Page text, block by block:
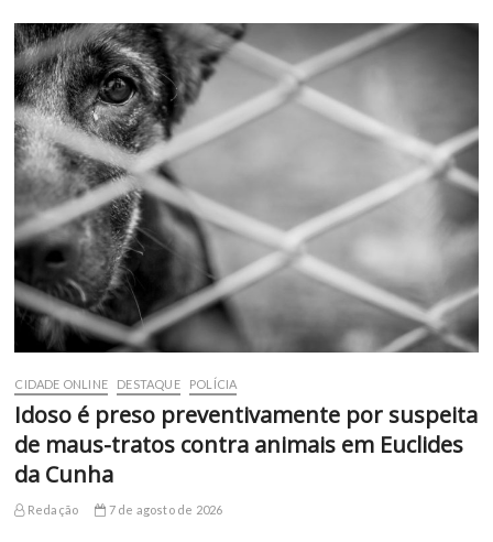
CIDADE ONLINE DESTAQUE POLÍCIA
Idoso é preso preventivamente por suspeita
de maus-tratos contra animais em Euclides
da Cunha
Redação 7 de agosto de 2026